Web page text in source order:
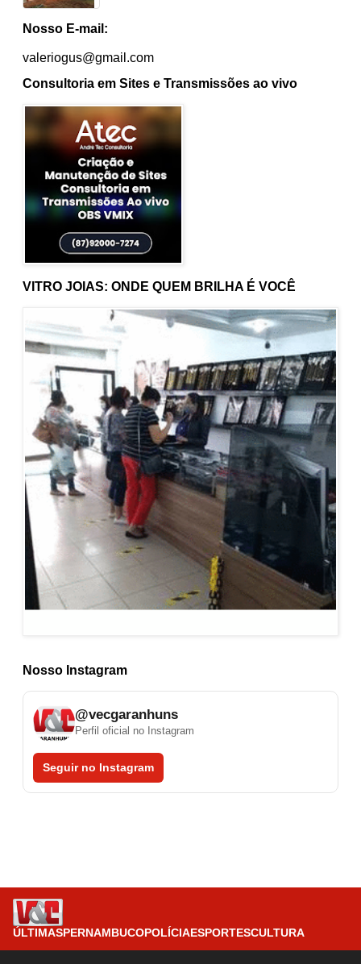
Nosso Instagram
@vecgaranhuns
Perfil oficial no Instagram
Seguir no Instagram
VITRO JOIAS: ONDE QUEM BRILHA É VOCÊ
Nosso E-mail:
valeriogus@gmail.com
Consultoria em Sites e Transmissões ao vivo
ÚLTIMASPERNAMBUCOPOLÍCIAESPORTESCULTURA